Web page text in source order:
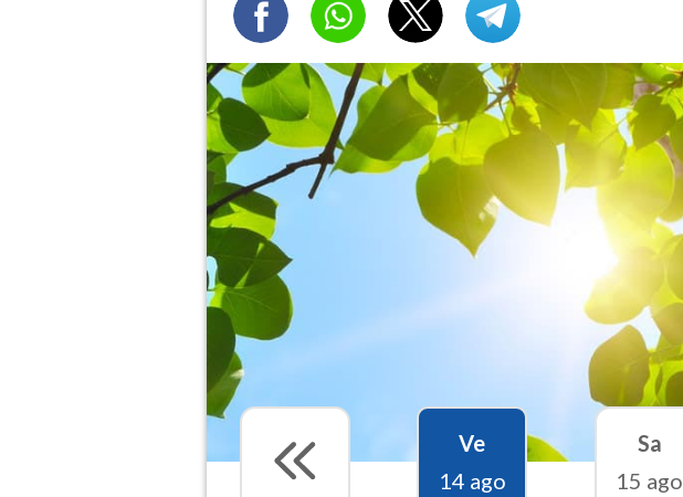
Ve
14 ago
Sa
15 ago